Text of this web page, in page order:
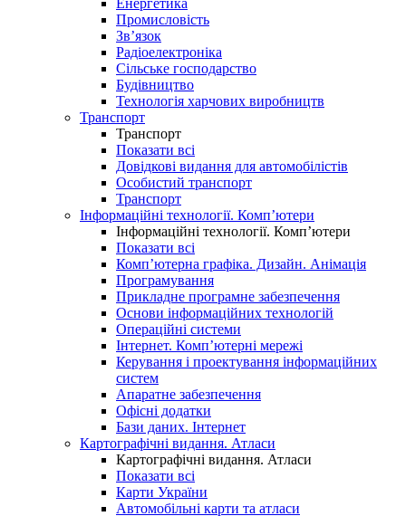
Енергетика
Промисловість
Зв’язок
Радіоелектроніка
Сільське господарство
Будівництво
Технологія харчових виробництв
Транспорт
Транспорт
Показати всі
Довідкові видання для автомобілістів
Особистий транспорт
Транспорт
Інформаційні технології. Комп’ютери
Інформаційні технології. Комп’ютери
Показати всі
Комп’ютерна графіка. Дизайн. Анімація
Програмування
Прикладне програмне забезпечення
Основи інформаційних технологій
Операційні системи
Інтернет. Комп’ютерні мережі
Керування і проектування інформаційних
систем
Апаратне забезпечення
Офісні додатки
Бази даних. Інтернет
Картографічні видання. Атласи
Картографічні видання. Атласи
Показати всі
Карти України
Автомобільні карти та атласи